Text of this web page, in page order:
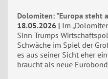
Dolomiten: "Europa steht
18.05.2026
Im
Sinn Trumps
Schwäche im Spiel der
es aus seiner Sicht eher
braucht als neue